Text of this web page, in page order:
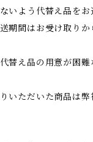
いよう代替え品をお
期間はお受け取りか
替え品の用意が困
いただいた商品は